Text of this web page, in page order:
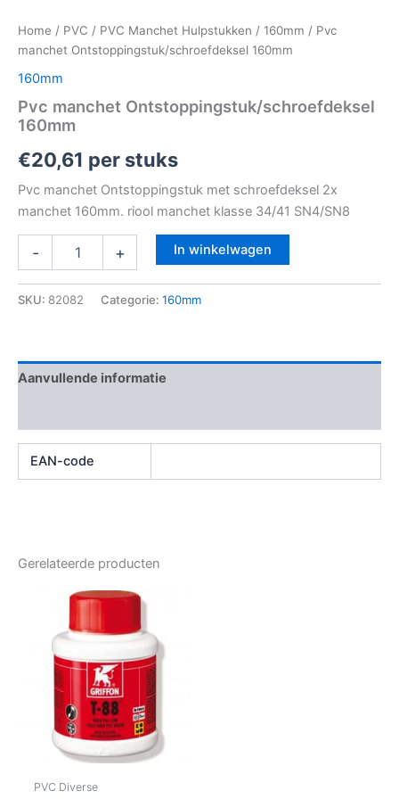
Home / PVC / PVC Manchet Hulpstukken / 160mm / Pvc
manchet Ontstoppingstuk/schroefdeksel 160mm
160mm
Pvc manchet Ontstoppingstuk/schroefdeksel
160mm
€20,61 per stuks
Pvc manchet Ontstoppingstuk met schroefdeksel 2x
manchet 160mm. riool manchet klasse 34/41 SN4/SN8
- + In winkelwagen
SKU: 82082 Categorie: 160mm
Aanvullende informatie
EAN-code
Gerelateerde producten
PVC Diverse